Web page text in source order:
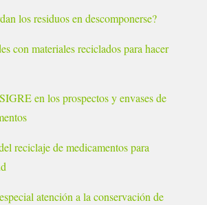
los residuos en descomponerse?
con materiales reciclados para hacer
en los prospectos y envases de
reciclaje de medicamentos para
atención a la conservación de